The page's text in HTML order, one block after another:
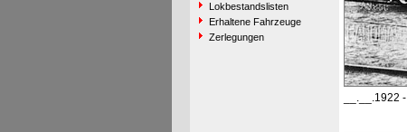
Lokbestandslisten
Erhaltene Fahrzeuge
Zerlegungen
__.__.1922 -